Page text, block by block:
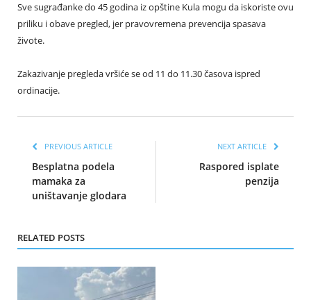
Sve sugrađanke do 45 godina iz opštine Kula mogu da iskoriste ovu
priliku i obave pregled, jer pravovremena prevencija spasava
živote.
Zakazivanje pregleda vršiće se od 11 do 11.30 časova ispred
ordinacije.
PREVIOUS ARTICLE
Besplatna podela
mamaka za
uništavanje glodara
NEXT ARTICLE
Raspored isplate
penzija
RELATED POSTS